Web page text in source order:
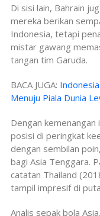
Di sisi lain, Bahrain
mereka berikan
Indonesia, tetapi
mistar gawang
tangan tim Garuda.
BACA JUGA:
Menuju Piala Dunia
Dengan kemenangan
posisi di peringkat
dengan sembilan
bagi Asia Tenggara.
catatan Thailand
tampil impresif di
Analis sepak bola